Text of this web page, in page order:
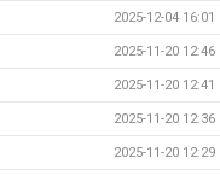
2025-12-04 16:01
2025-11-20 12:46
2025-11-20 12:41
2025-11-20 12:36
2025-11-20 12:29